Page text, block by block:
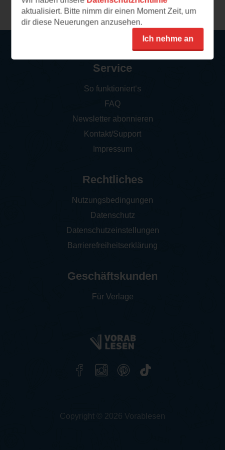
aktualisiert. Bitte nimm dir einen Moment Zeit, um
dir diese Neuerungen anzusehen.
Ich nehme an
Service
So funktioniert‘s
FAQ
Newsletter abonnieren
Kontakt/Support
Impressum
Rechtliches
Nutzungsbedingungen
Datenschutz
Datenschutzeinstellungen
Barrierefreiheitserklärung
Geschäftskunden
Für Verlage
Copyright © 2026 Vorablesen